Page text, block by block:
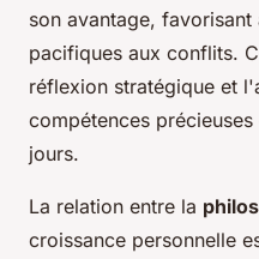
son avantage,
pacifiques aux conflits.
réflexion stratégique et
compétences
jours.
La relation entre la
croissance personnelle